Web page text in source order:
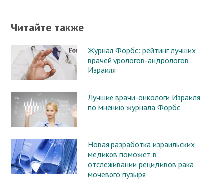
Читайте также
Журнал Форбс: рейтинг лучших
врачей урологов-андрологов
Израиля
Лучшие врачи-онкологи Израиля
по мнению журнала Форбс
Новая разработка израильских
медиков поможет в
отслеживании рецидивов рака
мочевого пузыря